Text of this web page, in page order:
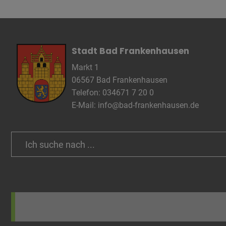
Stadt Bad Frankenhausen
Markt 1
06567 Bad Frankenhausen
Telefon: 034671 7 20 0
E-Mail: info@bad-frankenhausen.de
Cookie